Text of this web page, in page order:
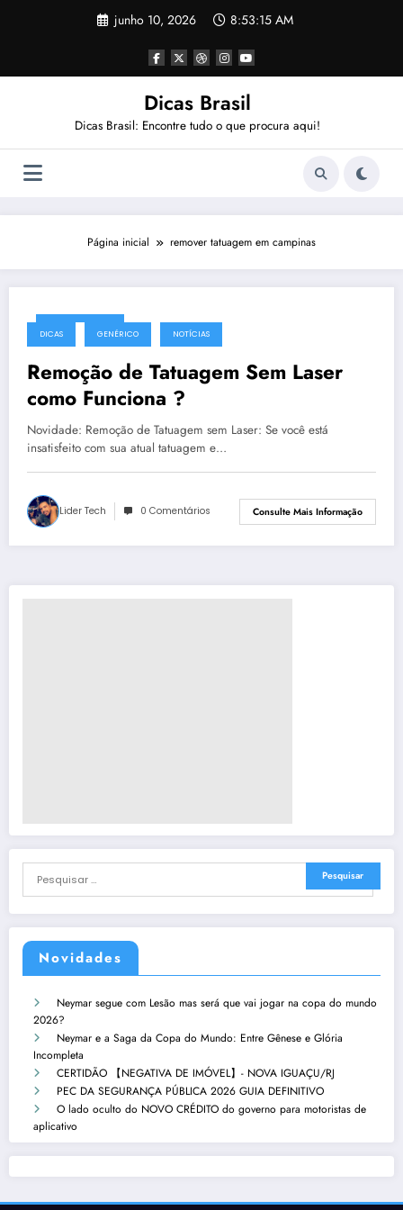
junho 10, 2026 8:53:15 AM
Dicas Brasil
Dicas Brasil: Encontre tudo o que procura aqui!
Página inicial remover tatuagem em campinas
julho 22, 2016
DICAS GENÉRICO NOTÍCIAS
Remoção de Tatuagem Sem Laser
como Funciona ?
Novidade: Remoção de Tatuagem sem Laser: Se você está
insatisfeito com sua atual tatuagem e…
Lider Tech 0 Comentários Consulte Mais Informação
Novidades
Neymar segue com Lesão mas será que vai jogar na copa do mundo
2026?
Neymar e a Saga da Copa do Mundo: Entre Gênese e Glória
Incompleta
CERTIDÃO 【NEGATIVA DE IMÓVEL】- NOVA IGUAÇU/RJ
PEC DA SEGURANÇA PÚBLICA 2026 GUIA DEFINITIVO
O lado oculto do NOVO CRÉDITO do governo para motoristas de
aplicativo